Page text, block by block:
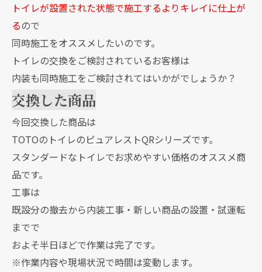
トイレが設置された状態で施工するよりキレイに仕上が
るので
同時施工をオススメしたいのです。
トイレの交換をご検討されているお客様は
内装も同時施工をご検討されてはいかがでしょうか？
交換した商品
今回交換した商品は
TOTOのトイレのピュアレストQRシリーズです。
スタンダードなトイレでお求めやすい価格のオススメ商
品です。
工事は
既設分の撤去から内装工事・新しい商品の設置・試運転
までで
およそ半日ほどで作業は完了です。
※作業内容や現場状況で時間は変動します。